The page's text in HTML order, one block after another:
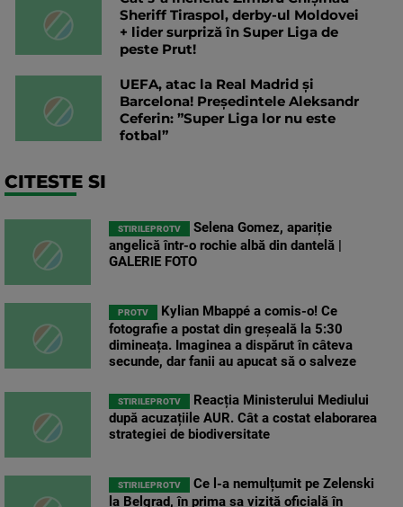
Sheriff Tiraspol, derby-ul Moldovei
+ lider surpriză în Super Liga de
peste Prut!
UEFA, atac la Real Madrid și
Barcelona! Președintele Aleksandr
Ceferin: ”Super Liga lor nu este
fotbal”
CITESTE SI
STIRILEPROTV
Selena Gomez, apariție
angelică într-o rochie albă din dantelă |
GALERIE FOTO
PROTV
Kylian Mbappé a comis-o! Ce
fotografie a postat din greșeală la 5:30
dimineața. Imaginea a dispărut în câteva
secunde, dar fanii au apucat să o salveze
STIRILEPROTV
Reacția Ministerului Mediului
după acuzațiile AUR. Cât a costat elaborarea
strategiei de biodiversitate
STIRILEPROTV
Ce l-a nemulțumit pe Zelenski
la Belgrad, în prima sa vizită oficială în